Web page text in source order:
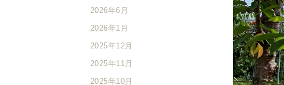
2026年6月
2026年1月
2025年12月
2025年11月
2025年10月